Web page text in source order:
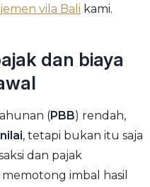
vila Bali kami.
dan biaya
(PBB) rendah,
, tetapi bukan itu saja
dan pajak
imbal hasil